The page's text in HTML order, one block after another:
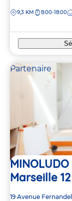
la
DISTANCE
9,3 KM 8:00-18:00
Partenaire
Marseille 12
Adresse
19 Avenue Fernandel